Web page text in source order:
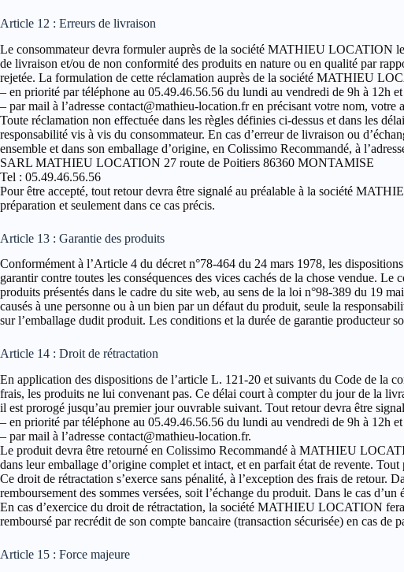
Article 12 : Erreurs de livraison
Le consommateur devra formuler auprès de la société MATHIEU LOCATION
de livraison et/ou de non conformité des produits en nature ou en qualité par
rejetée. La formulation de cette réclamation auprès de la société MATHIEU
– en priorité par téléphone au 05.49.46.56.56 du lundi au vendredi de 9h à 12h
– par mail à l’adresse contact@mathieu-location.fr en précisant votre nom, votre
Toute réclamation non effectuée dans les règles définies ci-dessus et dans les
responsabilité vis à vis du consommateur. En cas d’erreur de livraison ou
ensemble et dans son emballage d’origine, en Colissimo Recommandé, à
SARL MATHIEU LOCATION 27 route de Poitiers 86360 MONTAMISE
Tel : 05.49.46.56.56
Pour être accepté, tout retour devra être signalé au préalable à la société
préparation et seulement dans ce cas précis.
Article 13 : Garantie des produits
Conformément à l’Article 4 du décret n°78-464 du 24 mars 1978, les
garantir contre toutes les conséquences des vices cachés de la chose vendue.
produits présentés dans le cadre du site web, au sens de la loi n°98-389 du 19
causés à une personne ou à un bien par un défaut du produit, seule la
sur l’emballage dudit produit. Les conditions et la durée de garantie producteur
Article 14 : Droit de rétractation
En application des dispositions de l’article L. 121-20 et suivants du Code de la
frais, les produits ne lui convenant pas. Ce délai court à compter du jour de la
il est prorogé jusqu’au premier jour ouvrable suivant. Tout retour devra être
– en priorité par téléphone au 05.49.46.56.56 du lundi au vendredi de 9h à 12h
– par mail à l’adresse contact@mathieu-location.fr.
Le produit devra être retourné en Colissimo Recommandé à MATHIEU
dans leur emballage d’origine complet et intact, et en parfait état de revente.
Ce droit de rétractation s’exerce sans pénalité, à l’exception des frais de retour.
remboursement des sommes versées, soit l’échange du produit. Dans le cas
En cas d’exercice du droit de rétractation, la société MATHIEU LOCATION
remboursé par recrédit de son compte bancaire (transaction sécurisée) en cas de
Article 15 : Force majeure